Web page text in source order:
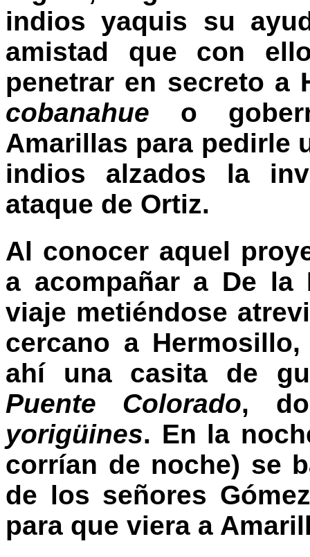
indios yaquis su
amistad que con
penetrar en secreto a
cobanahue o
Amarillas para pedirle
indios alzados la
ataque de Ortiz.
Al conocer aquel
a acompañar a De
viaje metiéndose
cercano a
ahí una casita de
Puente Colorado,
yorigüines. En la
corrían de noche) se
de los señores
para que viera a